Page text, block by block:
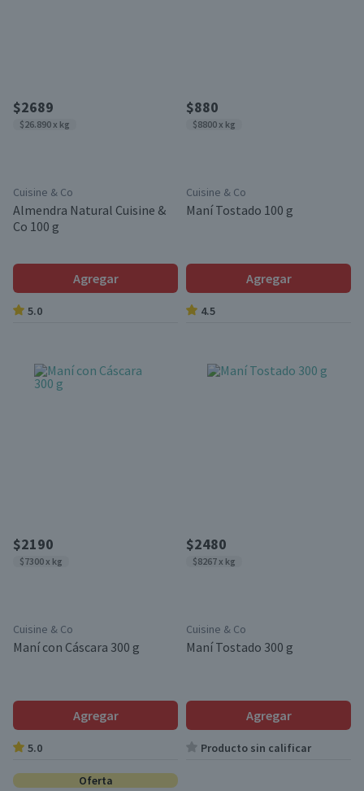
$2689
$26.890 x kg
Cuisine & Co
Almendra Natural Cuisine &
Co 100 g
Agregar
5.0
$880
$8800 x kg
Cuisine & Co
Maní Tostado 100 g
Agregar
4.5
$2190
$7300 x kg
Cuisine & Co
Maní con Cáscara 300 g
Agregar
5.0
$2480
$8267 x kg
Cuisine & Co
Maní Tostado 300 g
Agregar
Producto sin calificar
Oferta